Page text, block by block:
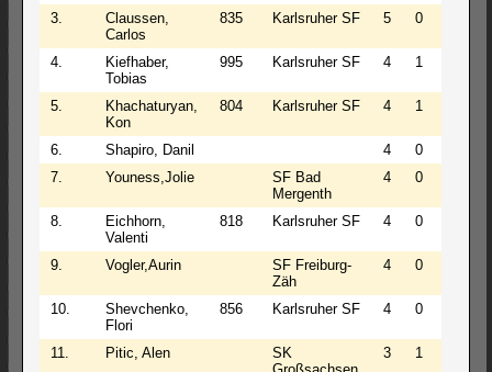
3.
Claussen,
Carlos
835 Karlsruher SF 5 0
4.
Kiefhaber,
Tobias
995 Karlsruher SF 4 1
5.
Khachaturyan,
Kon
804 Karlsruher SF 4 1
6. Shapiro, Danil 4 0
7.
Youness,Jolie
SF Bad
Mergenth
4 0
8.
Eichhorn,
Valenti
818 Karlsruher SF 4 0
9. Vogler,Aurin
SF Freiburg-
Zäh
4 0
10.
Shevchenko,
Flori
856 Karlsruher SF 4 0
11. Pitic, Alen
SK
3 1